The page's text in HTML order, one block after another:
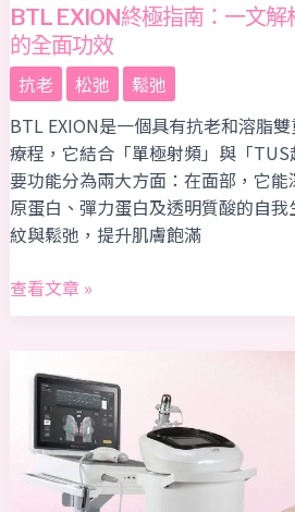
BTL EXION終極指南：一文
的全面功效
抗老
松弛
鬆弛
BTL EXION是一個具有抗老和溶脂
療程，它結合「單極射頻」與「
要功能分為兩大方面：在面部，它
原蛋白、彈力蛋白及透明質酸的自
紋與鬆弛，提升肌膚飽滿
能
量
抗
老
與
溶
脂
的
全
功
效
查看文章 »
怎